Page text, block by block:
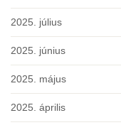
2025. július
2025. június
2025. május
2025. április